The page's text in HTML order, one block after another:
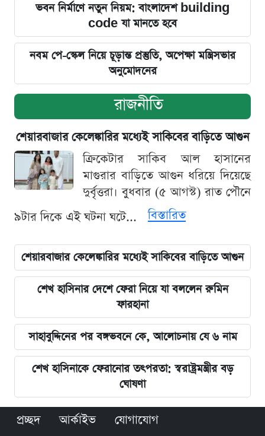
ভবন নির্মাণে নতুন নিয়ম: বাংলাদেশ building
code যা মানতে হবে
নবম পে-স্কেল নিয়ে চূড়ান্ত প্রস্তুতি, অপেক্ষা মন্ত্রিসভার
অনুমোদনের
রাজনীতি
শেয়ারবাজার কেলেঙ্কারির মধ্যেই সাকিবের বাড়িতে আগুন
ক্রিকেটার সাকিব আল হাসানের
মাগুরার বাড়িতে আগুন ধরিয়ে দিয়েছে
দুর্বৃত্তরা। বুধবার (৫ আগস্ট) রাত পৌনে
৯টার দিকে এই ঘটনা ঘটে...
বিস্তারিত
শেয়ারবাজার কেলেঙ্কারির মধ্যেই সাকিবের বাড়িতে আগুন
শেখ হাসিনার দেশে ফেরা নিয়ে যা বললেন রুমিন
ফারহানা
সাহাবুদ্দিনের পর বঙ্গভবনে কে, আলোচনায় যে ৬ নাম
শেখ হাসিনাকে ফেরানোর তৎপরতা: স্বরাষ্ট্রমন্ত্রীর বড়
ঘোষণা
প্রচ্ছদ আর্কাইভ যোগাযোগ